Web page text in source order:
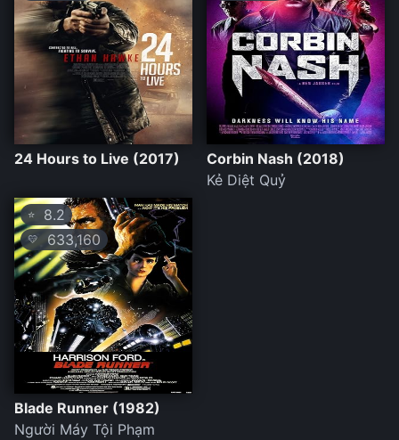
24 Hours to Live (2017)
Corbin Nash (2018)
Kẻ Diệt Quỷ
⭐ 8.2
💛 633,160
Blade Runner (1982)
Người Máy Tội Phạm